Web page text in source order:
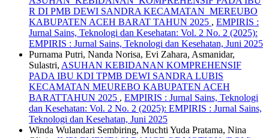
R DI PMB DEWI SANDRA KECAMATAN MEREUBO
KABUPATEN ACEH BARAT TAHUN 2025 , EMPIRIS :
Jurnal Sains, Teknologi dan Kesehatan: Vol. 2 No. 2 (2025):
EMPIRIS : Jurnal Sains, Teknologi dan Kesehatan, Juni 2025
Purnama Putri, Nanda Norisa, Evi Zahara, Asmanidar,
Sulastri, ASUHAN KEBIDANAN KOMPREHENSIF
PADA IBU KDI TPMB DEWI SANDRA LUBIS
KECAMATAN MEUREBO KABUPATEN ACEH
BARATTAHUN 2025 , EMPIRIS : Jurnal Sains, Teknologi
dan Kesehatan: Vol. 2 No. 2 (2025): EMPIRIS : Jurnal Sains,
Teknologi dan Kesehatan, Juni 2025
Winda Wulandari Sembiring, Muchti Yuda Pratama, Nina